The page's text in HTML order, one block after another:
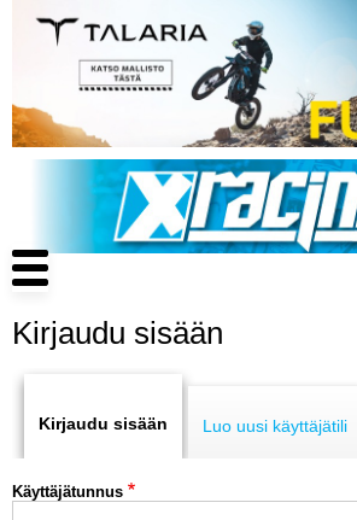
pääsisältöön
Main
navigation
ENDURO
Kirjaudu sisään
tabs
Kirjaudu sisään Luo uusi käyttäjätili
Käyttäjätunnus